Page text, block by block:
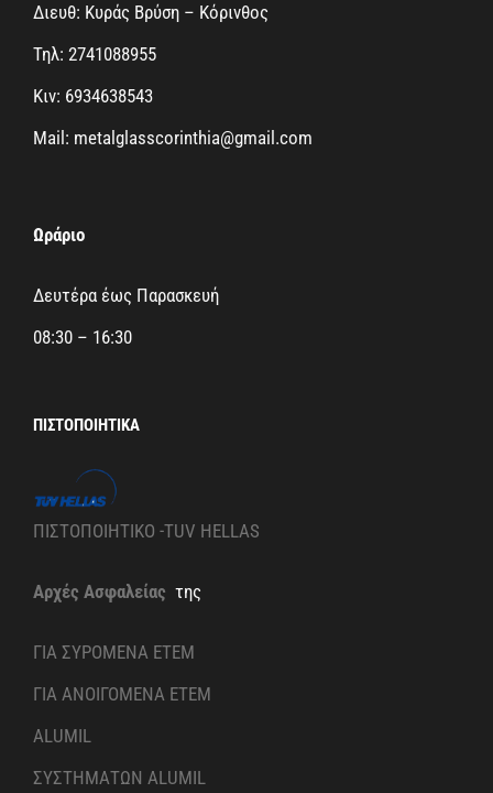
Διευθ: Κυράς Βρύση – Κόρινθος
Τηλ: 2741088955
Κιν: 6934638543
Mail: metalglasscorinthia@gmail.com
Ωράριο
Δευτέρα έως Παρασκευή
08:30 – 16:30
ΠΙΣΤΟΠΟΙΗΤΙΚΆ
ΠΙΣΤΟΠΟΙΗΤΙΚΟ -TUV HELLAS
Αρχές Ασφαλείας της
ΓΙΑ ΣΥΡΟΜΕΝΑ ETEM
ΓΙΑ ΑΝΟΙΓΟΜΕΝΑ ETEM
ALUMIL
ΣΥΣΤΗΜΑΤΩΝ ALUMIL